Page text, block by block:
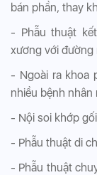
bán phần, thay
- Phẫu thuật
xương với đường
- Ngoài ra khoa
nhiều bệnh
- Nội soi khớp
- Phẫu thuật di
- Phẫu thuật